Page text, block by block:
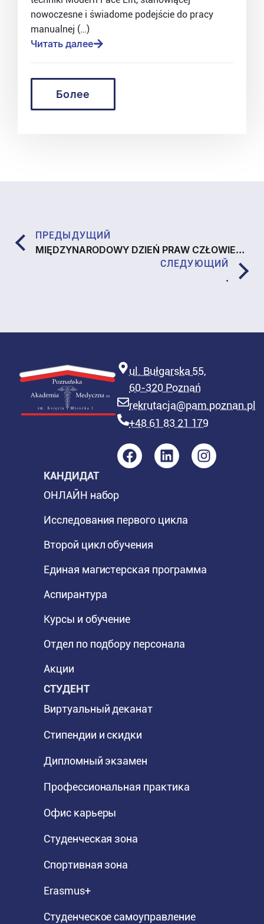
nowoczesne i świadome podejście do pracy
manualnej (…)
Читать далее
Более
ПРЕДЫДУЩИЙ
MIĘDZYNARODOWY DZIEŃ PRAW CZŁOWIEKA
СЛЕДУЮЩИЙ
.
ul. Bułgarska 55,
60-320 Poznań
rekrutacja@pam.poznan.pl
+48 61 83 21 179
КАНДИДАТ
ОНЛАЙН набор
Исследования первого цикла
Второй цикл обучения
Единая магистерская программа
Аспирантура
Курсы и обучение
Отдел по подбору персонала
Акции
СТУДЕНТ
Виртуальный деканат
Стипендии и скидки
Дипломный экзамен
Профессиональная практика
Офис карьеры
Студенческая зона
Спортивная зона
Erasmus+
Студенческое самоуправление